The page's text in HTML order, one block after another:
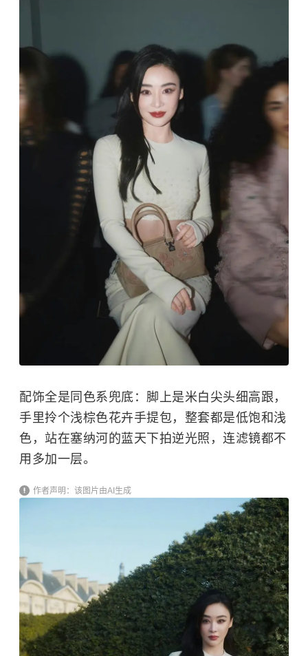
配饰全是同色系兜底：脚上是米白尖头细高跟，
手里拎个浅棕色花卉手提包，整套都是低饱和浅
色，站在塞纳河的蓝天下拍逆光照，连滤镜都不
用多加一层。
作者声明：该图片由AI生成